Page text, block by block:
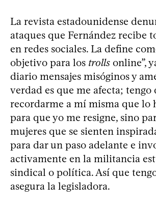
La revista estadounidense
ataques que Fernández recibe
en redes sociales. La define
objetivo para los trolls online”,
diario mensajes misóginos y
verdad es que me afecta; tengo
recordarme a mí misma que lo
para que yo me resigne, sino
mujeres que se sienten
para dar un paso adelante e
activamente en la militancia
sindical o política. Así que
asegura la legisladora.